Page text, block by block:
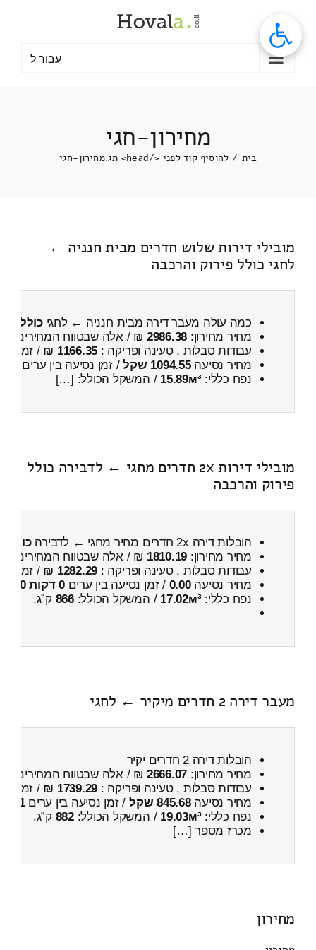
עבור ל
מחירון-חגי
בית / להוסיף קוד לפני </head> תג. מחירון-חגי
מובילי דירות שלוש חדרים מבית חנניה ←
לחגי כולל פירוק והרכבה
כמה עולה מעבר דירה מבית חנניה ← לחגיכולל
מחיר מחירון: 2986.38 ₪ / אלה שבטווח המחירים
עבודות סבלות , טעינה ופריקה : 1166.35 ₪ / זמן :
מחיר נסיעה1094.55 שקל / זמן נסיעה בין ערים
נפח כללי:15.89м³ / המשקל הכולל: […]
מובילי דירות 2x חדרים מחגי ← לדבירה כולל
פירוק והרכבה
הובלות דירה 2x חדרים מחיר מחגי ← לדבירה
כולל
מחיר מחירון: 1810.19 ₪ / אלה שבטווח המחירים
עבודות סבלות , טעינה ופריקה : 1282.29 ₪ / זמן :
מחיר נסיעה0.00 / זמן נסיעה בין ערים0 דקות 0 שניות
נפח כללי:17.02м³ / המשקל הכולל:866 ק”ג.
מעבר דירה 2 חדרים מיקיר ← לחגי
הובלות דירה 2 חדרים יקיר
מחיר מחירון: 2666.07 ₪ / אלה שבטווח המחירים
עבודות סבלות , טעינה ופריקה : 1739.29 ₪ / זמן :
מחיר נסיעה845.68 שקל / זמן נסיעה בין ערים1 שעות , 21 דקות
נפח כללי:19.03м³ / המשקל הכולל:882 ק”ג.
מכרז מספר […]
מחירון